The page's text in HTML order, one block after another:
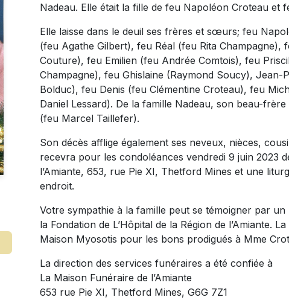
Nadeau. Elle était la fille de feu Napoléon Croteau et
Elle laisse dans le deuil ses frères et sœurs; feu
(feu Agathe Gilbert), feu Réal (feu Rita Champagne),
Couture), feu Emilien (feu Andrée Comtois), feu
Champagne), feu Ghislaine (Raymond Soucy),
Bolduc), feu Denis (feu Clémentine Croteau), feu
Daniel Lessard). De la famille Nadeau, son beau-
(feu Marcel Taillefer).
Son décès afflige également ses neveux, nièces,
recevra pour les condoléances vendredi 9 juin 2023
l’Amiante, 653, rue Pie XI, Thetford Mines et une
endroit.
Votre sympathie à la famille peut se témoigner par
la Fondation de L’Hôpital de la Région de l’Amiante.
Maison Myosotis pour les bons prodigués à Mme
La direction des services funéraires a été confiée à
La Maison Funéraire de l’Amiante
653 rue Pie XI, Thetford Mines, G6G 7Z1